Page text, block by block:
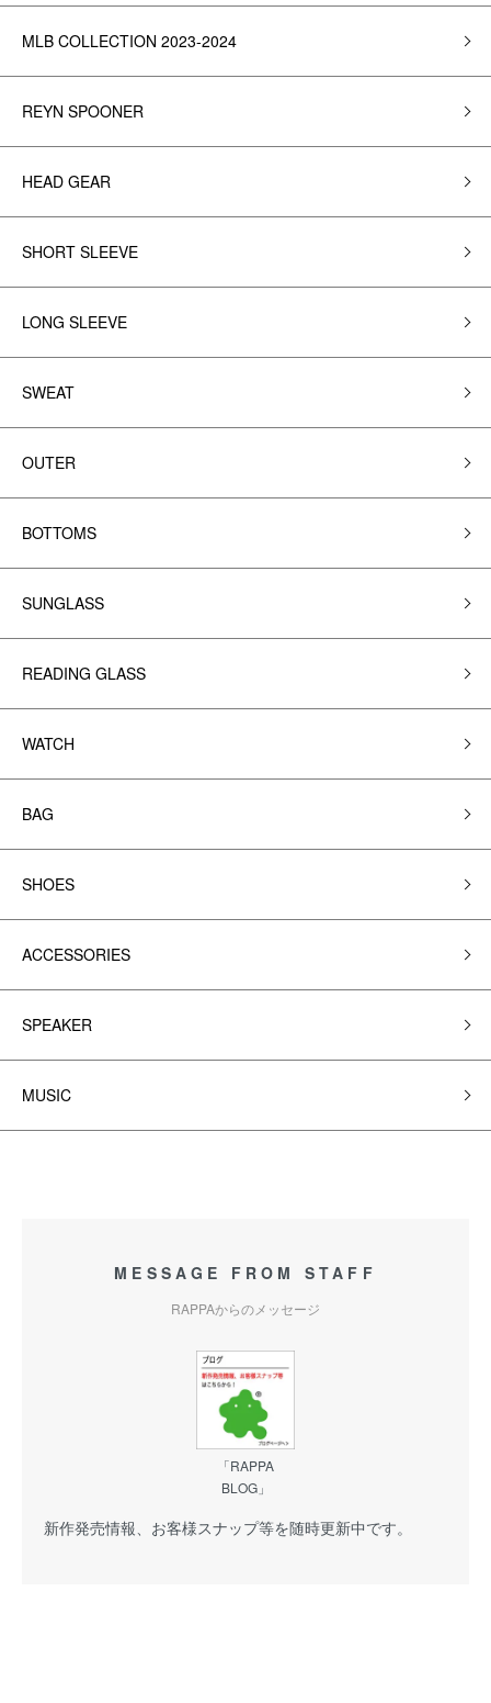
MLB COLLECTION 2023-2024
REYN SPOONER
HEAD GEAR
SHORT SLEEVE
LONG SLEEVE
SWEAT
OUTER
BOTTOMS
SUNGLASS
READING GLASS
WATCH
BAG
SHOES
ACCESSORIES
SPEAKER
MUSIC
MESSAGE FROM STAFF
RAPPAからのメッセージ
「RAPPA
BLOG」
新作発売情報、お客様スナップ等を随時更新中です。